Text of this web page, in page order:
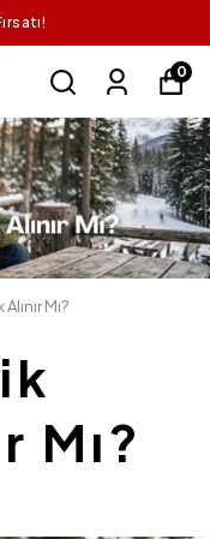
0
Mı?
Mı?